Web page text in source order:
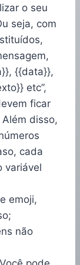
o seu
seja, com
{{data}},
etc”,
ficar
disso,
cada
variável
emoji,
não